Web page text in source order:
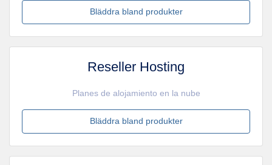
Bläddra bland produkter
Reseller Hosting
Planes de alojamiento en la nube
Bläddra bland produkter